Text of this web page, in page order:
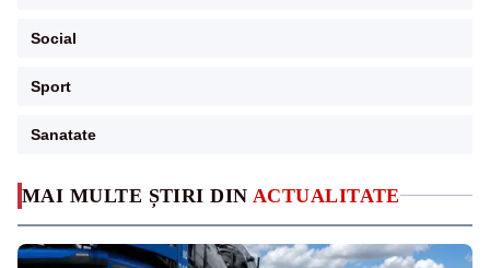
MAI MULTE ȘTIRI DIN ACTUALITATE
Social
Sport
Sanatate